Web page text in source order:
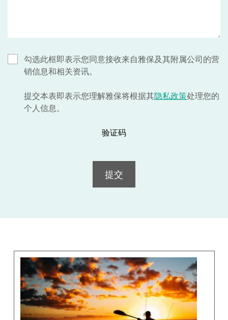
勾选此框即表示您同意接收来自雅保及其附属公司的营
销信息和相关资讯。
提交本表即表示您理解雅保将根据其隐私政策处理您的
个人信息。
验证码
提交